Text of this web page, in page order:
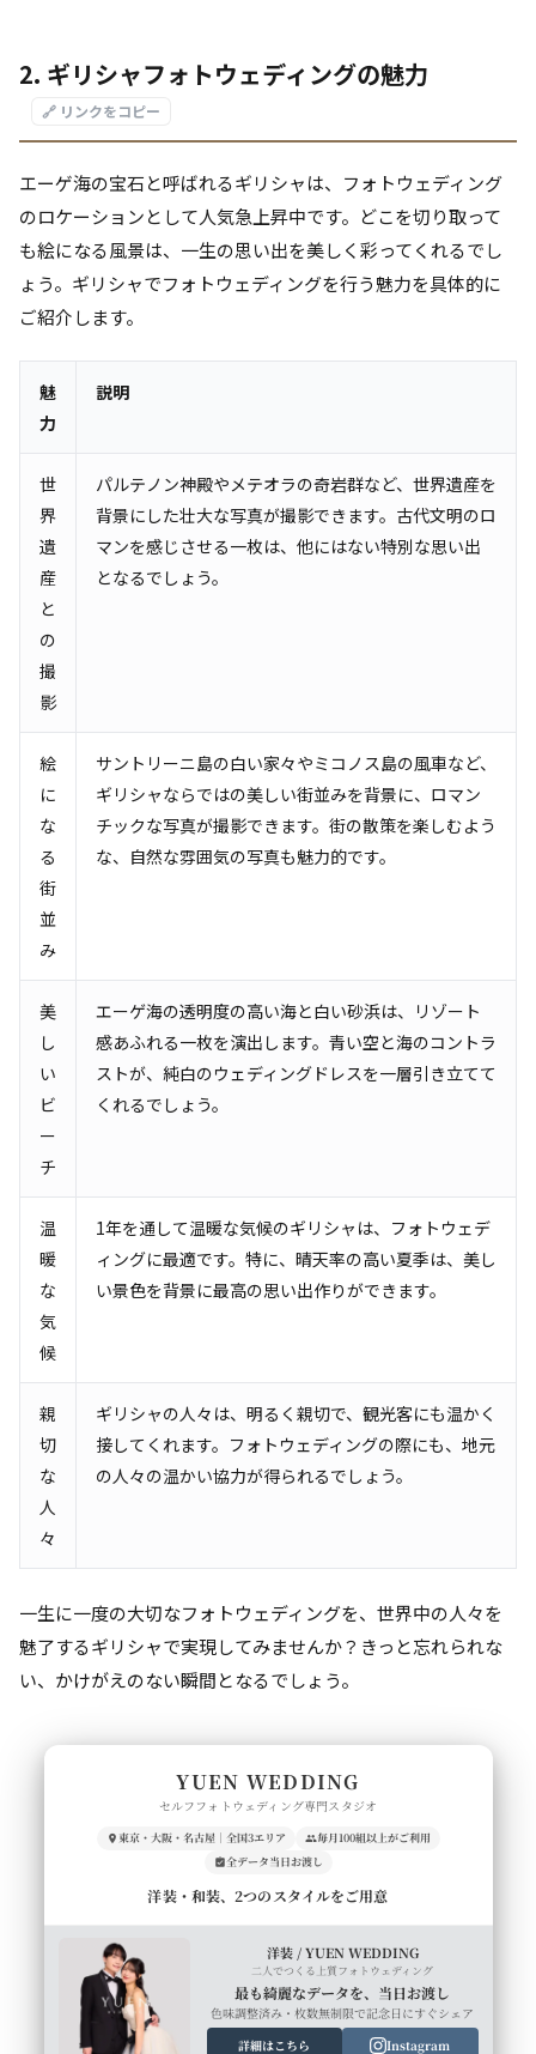
2. ギリシャフォトウェディングの魅力
🔗 リンクをコピー
エーゲ海の宝石と呼ばれるギリシャは、フォトウェディング
のロケーションとして人気急上昇中です。どこを切り取って
も絵になる風景は、一生の思い出を美しく彩ってくれるでし
ょう。ギリシャでフォトウェディングを行う魅力を具体的に
ご紹介します。
魅
力
説明
世
界
遺
産
と
の
撮
影
パルテノン神殿やメテオラの奇岩群など、世界遺産を
背景にした壮大な写真が撮影できます。古代文明のロ
マンを感じさせる一枚は、他にはない特別な思い出
となるでしょう。
絵
に
な
る
街
並
み
サントリーニ島の白い家々やミコノス島の風車など、
ギリシャならではの美しい街並みを背景に、ロマン
チックな写真が撮影できます。街の散策を楽しむよう
な、自然な雰囲気の写真も魅力的です。
美
し
い
ビ
ー
チ
エーゲ海の透明度の高い海と白い砂浜は、リゾート
感あふれる一枚を演出します。青い空と海のコントラ
ストが、純白のウェディングドレスを一層引き立てて
くれるでしょう。
温
暖
な
気
候
1年を通して温暖な気候のギリシャは、フォトウェデ
ィングに最適です。特に、晴天率の高い夏季は、美し
い景色を背景に最高の思い出作りができます。
親
切
な
人
々
ギリシャの人々は、明るく親切で、観光客にも温かく
接してくれます。フォトウェディングの際にも、地元
の人々の温かい協力が得られるでしょう。
一生に一度の大切なフォトウェディングを、世界中の人々を
魅了するギリシャで実現してみませんか？きっと忘れられな
い、かけがえのない瞬間となるでしょう。
YUEN WEDDING
セルフフォトウェディング専門スタジオ
東京・大阪・名古屋｜全国3エリア
毎月100組以上がご利用
全データ当日お渡し
洋装・和装、2つのスタイルをご用意
洋装 / YUEN WEDDING
二人でつくる上質フォトウェディング
最も綺麗なデータを、当日お渡し
色味調整済み・枚数無制限で記念日にすぐシェア
詳細はこちら
Instagram